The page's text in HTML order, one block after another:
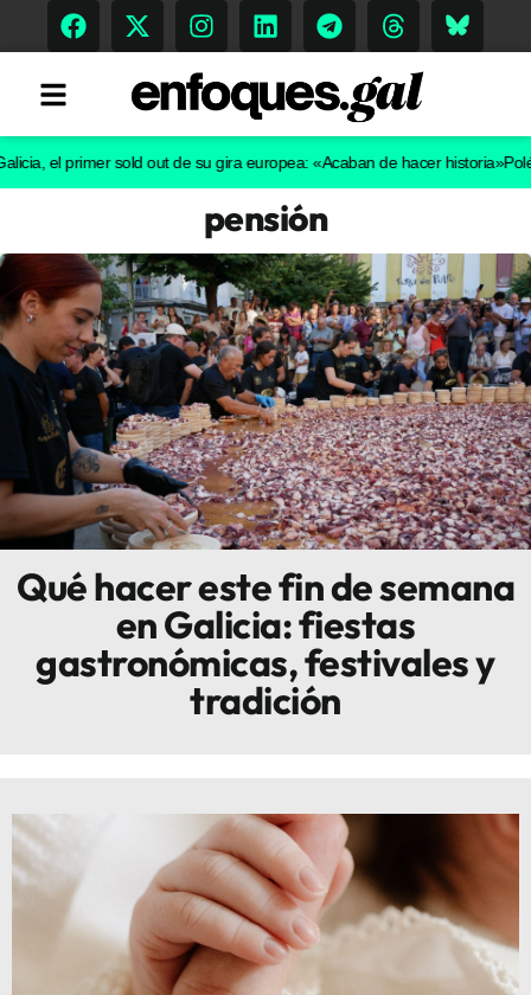
Memoria Histórica
Gastronomía
Escenarios
Sostenibilidad
Innova
primer sold out de su gira europea: «Acaban de hacer historia»Polémica
pensión
Qué hacer este fin de semana
en Galicia: fiestas
gastronómicas, festivales y
tradición